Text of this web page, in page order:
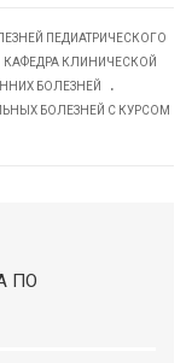
ПЕДИАТРИЧЕСКОГО
КАФЕДРА КЛИНИЧЕСКОЙ
БОЛЕЗНЕЙ .
БОЛЕЗНЕЙ С КУРСОМ
ПО